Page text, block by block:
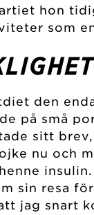
hon
som
den
på små
sitt
nu och
sin resa
jag snart